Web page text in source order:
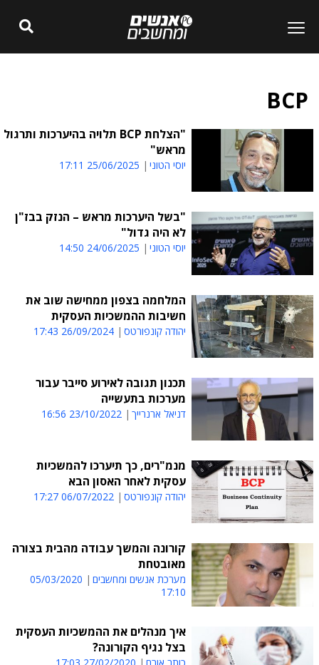
BCP
"הצלחת BCP תלויה בהיערכות ותרגול
מראש"
יוסי הטוני 25/06/2025 17:11
"בשל היערכות מראש – הנזק בבז"ן
לא היה גדול"
יוסי הטוני 24/06/2025 14:50
המלחמה בצפון ממחישה שוב את
חשיבות ההמשכיות העסקית
יהודה קונפורטס 26/09/2024 17:43
תכנון תגובה לאירוע סייבר עבור
מערכות בתעשייה
דניאל ארנרייך 23/10/2022 16:56
מנמ"רים, כך תיערכו להמשכיות
עסקית לאחר האסון הבא
יהודה קונפורטס 06/07/2022 17:27
קורונה והמשך עבודה מהבית בצורה
מאובטחת
מערכת אנשים ומחשבים
05/03/2020
17:10
איך מנהלים את ההמשכיות העסקית
בצל נגיף הקורונה?
כותב אורח 27/02/2020 17:03